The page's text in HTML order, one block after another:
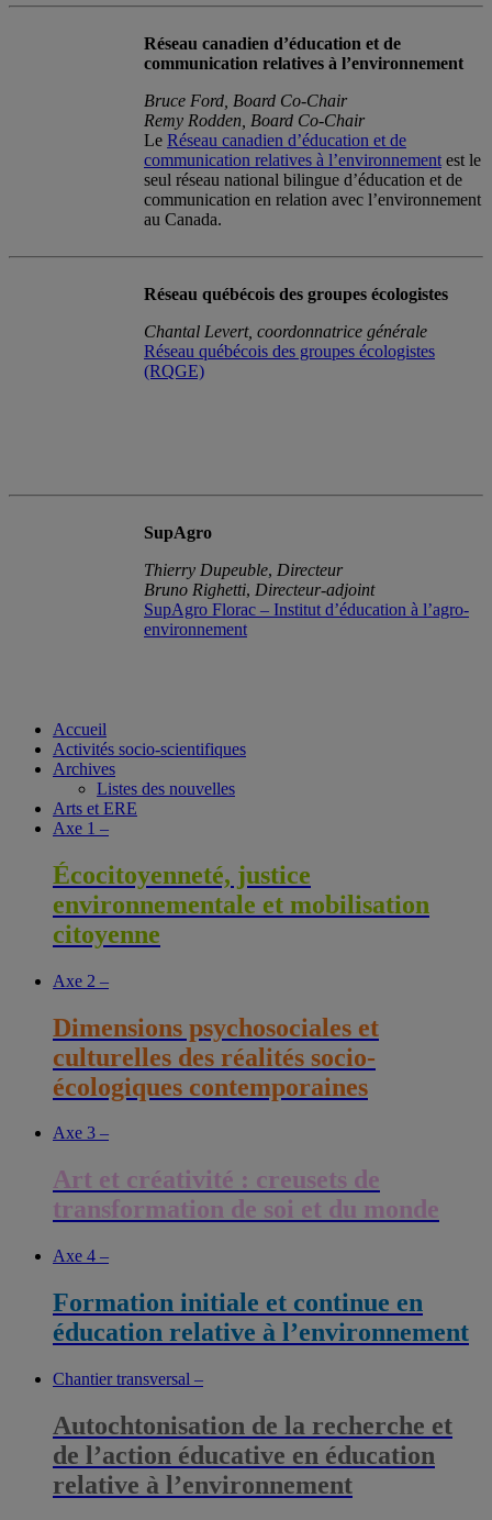
Réseau canadien d’éducation et de
communication relatives à l’environnement
Bruce Ford, Board Co-Chair
Remy Rodden, Board Co-Chair
Le Réseau canadien d’éducation et de
communication relatives à l’environnement est le
seul réseau national bilingue d’éducation et de
communication en relation avec l’environnement
au Canada.
Réseau québécois des groupes écologistes
Chantal Levert, coordonnatrice générale
Réseau québécois des groupes écologistes
(RQGE)
SupAgro
Thierry Dupeuble, Directeur
Bruno Righetti, Directeur-adjoint
SupAgro Florac – Institut d’éducation à l’agro-
environnement
Accueil
Activités socio-scientifiques
Archives
Listes des nouvelles
Arts et ERE
Axe 1 –
Écocitoyenneté, justice
environnementale et mobilisation
citoyenne
Axe 2 –
Dimensions psychosociales et
culturelles des réalités socio-
écologiques contemporaines
Axe 3 –
Art et créativité : creusets de
transformation de soi et du monde
Axe 4 –
Formation initiale et continue en
éducation relative à l’environnement
Chantier transversal –
Autochtonisation de la recherche et
de l’action éducative en éducation
relative à l’environnement